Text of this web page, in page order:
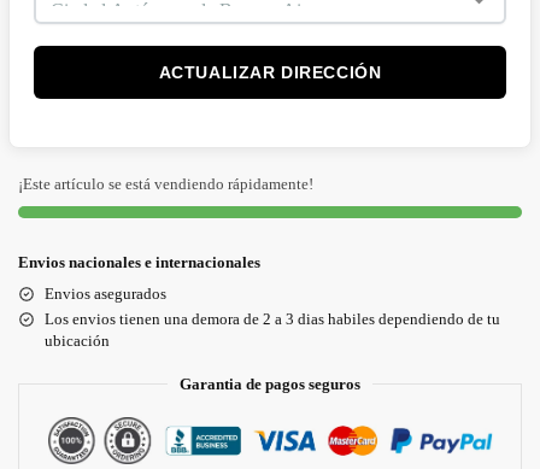
ACTUALIZAR DIRECCIÓN
¡Este artículo se está vendiendo rápidamente!
Envios nacionales e internacionales
Envios asegurados
Los envios tienen una demora de 2 a 3 dias habiles dependiendo de tu
ubicación
Garantia de pagos seguros